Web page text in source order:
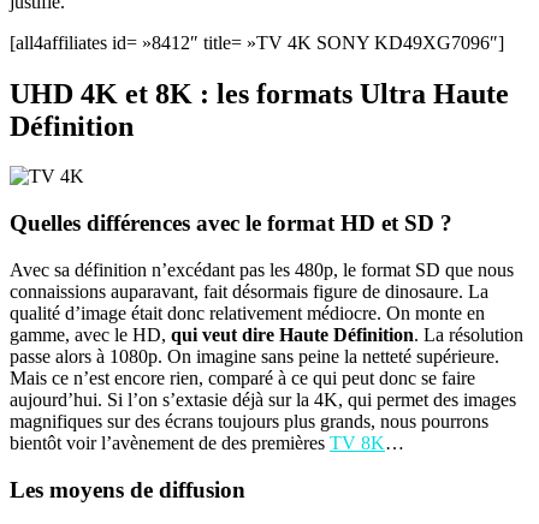
[all4affiliates id= »8412″ title= »TV 4K SONY KD49XG7096″]
UHD 4K et 8K : les formats Ultra Haute
Définition
Quelles différences avec le format HD et SD ?
Avec sa définition n’excédant pas les 480p, le format SD que nous
connaissions auparavant, fait désormais figure de dinosaure. La
qualité d’image était donc relativement médiocre. On monte en
gamme, avec le HD, qui veut dire Haute Définition. La résolution
passe alors à 1080p. On imagine sans peine la netteté supérieure.
Mais ce n’est encore rien, comparé à ce qui peut donc se faire
aujourd’hui. Si l’on s’extasie déjà sur la 4K, qui permet des images
magnifiques sur des écrans toujours plus grands, nous pourrons
bientôt voir l’avènement de des premières TV 8K…
Les moyens de diffusion